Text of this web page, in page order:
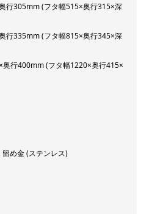
行305mm (フタ幅515×奥行315×深
行335mm (フタ幅815×奥行345×深
奥行400mm (フタ幅1220×奥行415×
め金 (ステンレス)